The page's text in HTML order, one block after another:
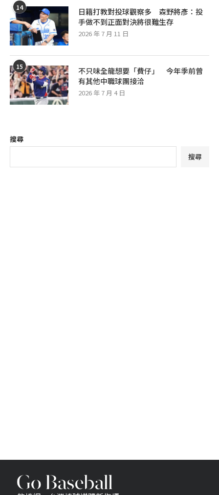
14
日籍打教對投球觀察多 森野將彥：投
手做不到正面對決將很難生存
2026 年 7 月 11 日
15
不只味全龍想要「費仔」 今年季前曾
有其他中職球團接洽
2026 年 7 月 4 日
搜尋
搜尋